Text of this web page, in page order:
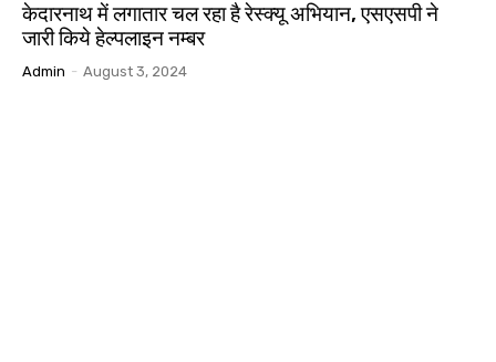
केदारनाथ में लगातार चल रहा है रेस्क्यू अभियान, एसएसपी ने
जारी किये हेल्पलाइन नम्बर
Admin - August 3, 2024